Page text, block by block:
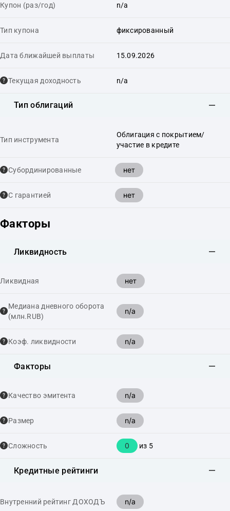
Купон (раз/год) n/a
Тип купона фиксированный
Дата ближайшей выплаты 15.09.2026
Текущая доходность n/a
Тип облигаций
Тип инструмента
Облигация с покрытием/
участие в кредите
Cубординированные нет
С гарантией нет
Факторы
Ликвидность
Ликвидная нет
Медиана дневного оборота
(млн.RUB)
n/a
Коэф. ликвидности n/a
Факторы
Качество эмитента n/a
Размер n/a
Сложность 0 из 5
Кредитные рейтинги
Внутренний рейтинг ДОХОДЪ n/a